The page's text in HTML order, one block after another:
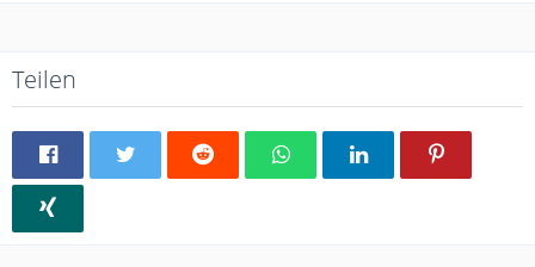
Teilen